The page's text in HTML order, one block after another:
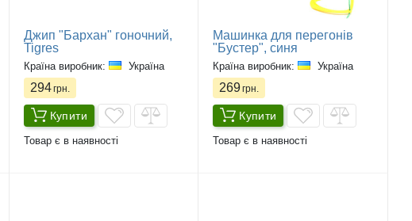
Джип "Бархан" гоночний,
Tigres
Країна виробник: Україна
294грн.
Купити
Товар є в наявності
Машинка для перегонів
"Бустер", синя
Країна виробник: Україна
269грн.
Купити
Товар є в наявності